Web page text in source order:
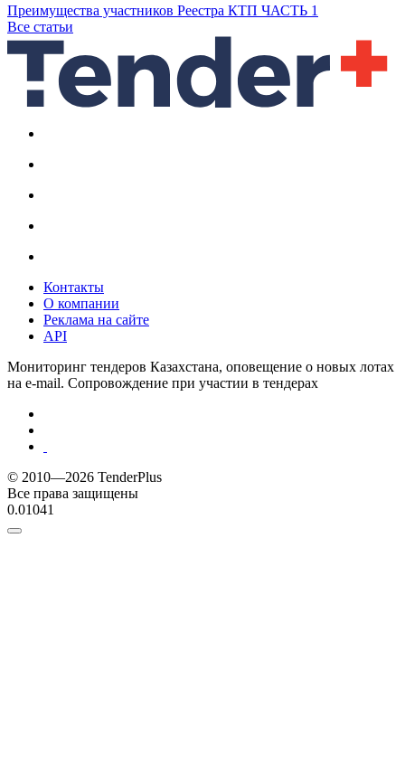
Преимущества участников Реестра КТП ЧАСТЬ 1
Все статьи
Контакты
О компании
Реклама на сайте
API
Мониторинг тендеров Казахстана, оповещение о новых лотах
на e-mail. Сопровождение при участии в тендерах
© 2010—2026 TenderPlus
Все права защищены
0.01041